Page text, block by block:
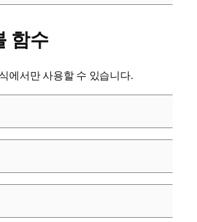
함수
에서만 사용할 수 있습니다.